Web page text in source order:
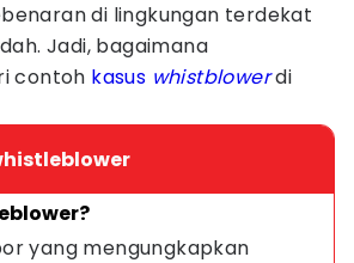
di lingkungan terdekat
Jadi, bagaimana
contoh kasus whistblowerdi
yang mengungkapkan